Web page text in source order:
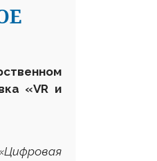
«VR и